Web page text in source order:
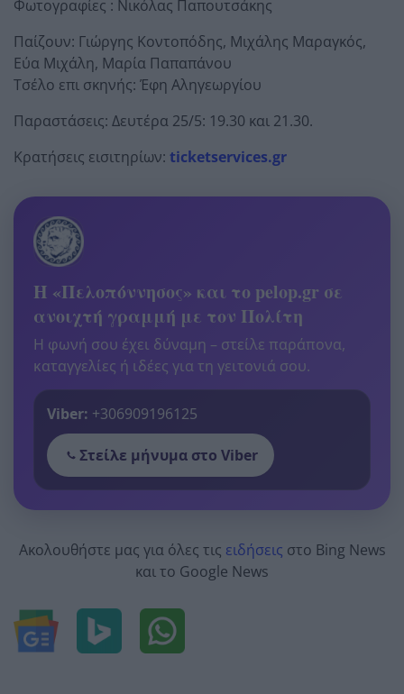
Φωτογραφίες : Νικόλας Παπουτσάκης
Παίζουν: Γιώργης Κοντοπόδης, Μιχάλης Μαραγκός,
Εύα Μιχάλη, Μαρία Παπαπάνου
Τσέλο επι σκηνής: Έφη Αληγεωργίου
Παραστάσεις: Δευτέρα 25/5: 19.30 και 21.30.
Κρατήσεις εισιτηρίων: ticketservices.gr
Η «Πελοπόννησος» και το pelop.gr σε
ανοιχτή γραμμή με τον Πολίτη
Η φωνή σου έχει δύναμη – στείλε παράπονα,
καταγγελίες ή ιδέες για τη γειτονιά σου.
Viber: +306909196125
Στείλε μήνυμα στο Viber
Ακολουθήστε μας για όλες τις ειδήσεις στο Bing News
και το Google News